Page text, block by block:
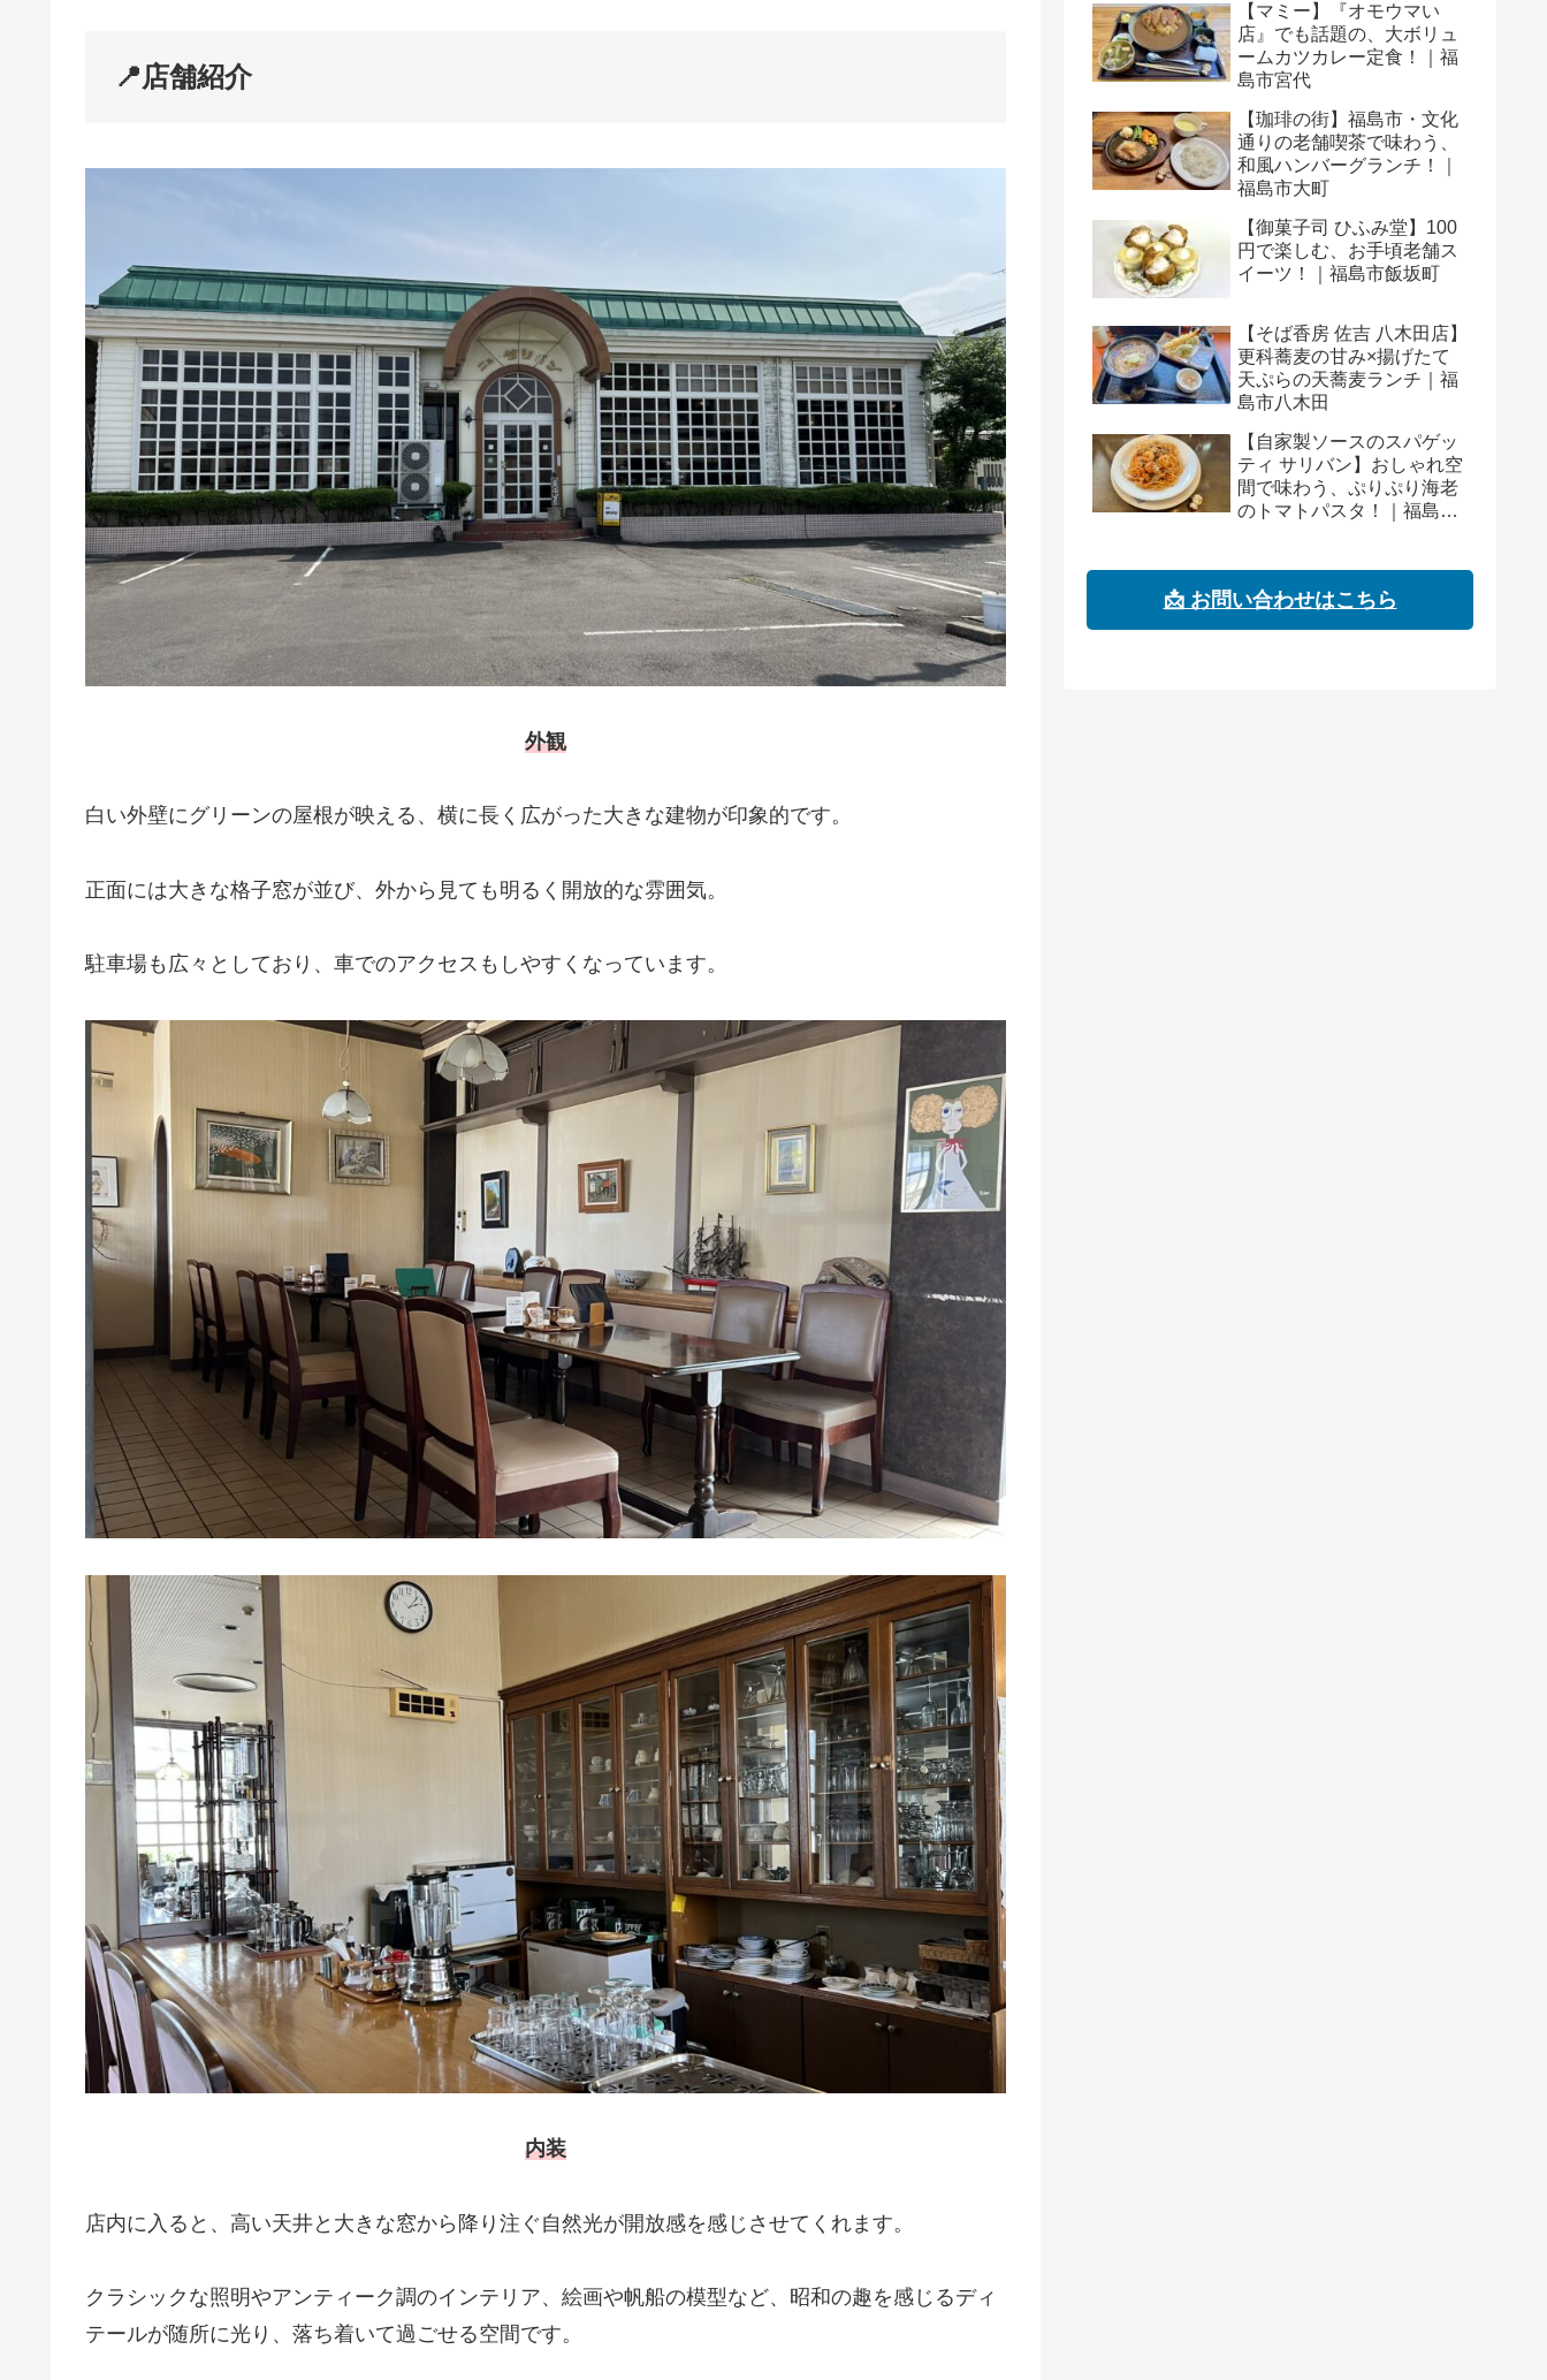
📍店舗紹介
外観
白い外壁にグリーンの屋根が映える、横に長く広がった大きな建物が印象的です。
正面には大きな格子窓が並び、外から見ても明るく開放的な雰囲気。
駐車場も広々としており、車でのアクセスもしやすくなっています。
内装
店内に入ると、高い天井と大きな窓から降り注ぐ自然光が開放感を感じさせてくれます。
クラシックな照明やアンティーク調のインテリア、絵画や帆船の模型など、昭和の趣を感じるディ
テールが随所に光り、落ち着いて過ごせる空間です。
【マミー】『オモウマい
店』でも話題の、大ボリュ
ームカツカレー定食！｜福
島市宮代
【珈琲の街】福島市・文化
通りの老舗喫茶で味わう、
和風ハンバーグランチ！｜
福島市大町
【御菓子司 ひふみ堂】100
円で楽しむ、お手頃老舗ス
イーツ！｜福島市飯坂町
【そば香房 佐吉 八木田店】
更科蕎麦の甘み×揚げたて
天ぷらの天蕎麦ランチ｜福
島市八木田
【自家製ソースのスパゲッ
ティ サリバン】おしゃれ空
間で味わう、ぷりぷり海老
のトマトパスタ！｜福島市
📩 お問い合わせはこちら